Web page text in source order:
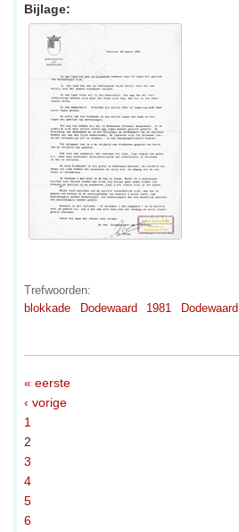
Bijlage:
Trefwoorden:
blokkade
Dodewaard 1981 Dodewaard
« eerste
‹ vorige
1
2
3
4
5
6